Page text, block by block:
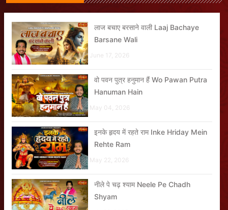
लाज बचाए बरसाने वाली Laaj Bachaye
Barsane Wali
June 17, 2026
वो पवन पुत्र हनुमान हैं Wo Pawan Putra
Hanuman Hain
May 04, 2026
इनके हृदय में रहते राम Inke Hriday Mein
Rehte Ram
May 22, 2026
नीले पे चढ़ श्याम Neele Pe Chadh
Shyam